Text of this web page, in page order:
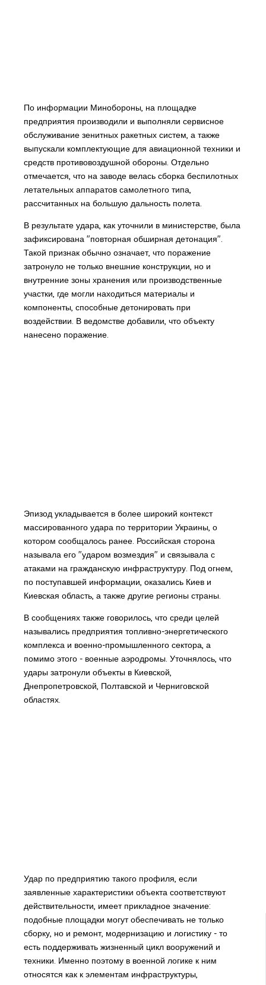
По информации Минобороны, на площадке
предприятия производили и выполняли сервисное
обслуживание зенитных ракетных систем, а также
выпускали комплектующие для авиационной техники и
средств противовоздушной обороны. Отдельно
отмечается, что на заводе велась сборка беспилотных
летательных аппаратов самолетного типа,
рассчитанных на большую дальность полета.
В результате удара, как уточнили в министерстве, была
зафиксирована "повторная обширная детонация".
Такой признак обычно означает, что поражение
затронуло не только внешние конструкции, но и
внутренние зоны хранения или производственные
участки, где могли находиться материалы и
компоненты, способные детонировать при
воздействии. В ведомстве добавили, что объекту
нанесено поражение.
Эпизод укладывается в более широкий контекст
массированного удара по территории Украины, о
котором сообщалось ранее. Российская сторона
называла его "ударом возмездия" и связывала с
атаками на гражданскую инфраструктуру. Под огнем,
по поступавшей информации, оказались Киев и
Киевская область, а также другие регионы страны.
В сообщениях также говорилось, что среди целей
назывались предприятия топливно-энергетического
комплекса и военно-промышленного сектора, а
помимо этого - военные аэродромы. Уточнялось, что
удары затронули объекты в Киевской,
Днепропетровской, Полтавской и Черниговской
областях.
Удар по предприятию такого профиля, если
заявленные характеристики объекта соответствуют
действительности, имеет прикладное значение:
подобные площадки могут обеспечивать не только
сборку, но и ремонт, модернизацию и логистику - то
есть поддерживать жизненный цикл вооружений и
техники. Именно поэтому в военной логике к ним
относятся как к элементам инфраструктуры,